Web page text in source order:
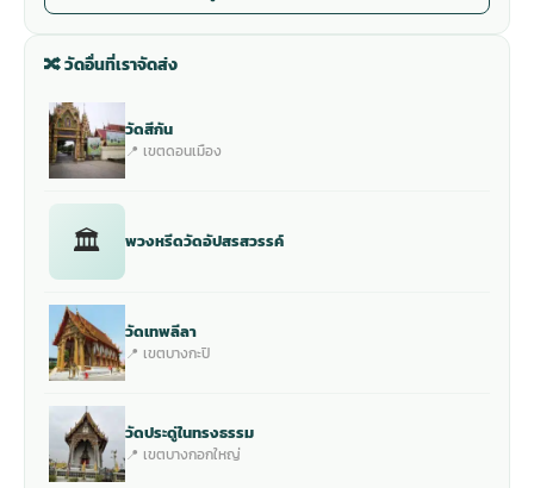
🔀 วัดอื่นที่เราจัดส่ง
วัดสีกัน
📍 เขตดอนเมือง
🏛 พวงหรีดวัดอัปสรสวรรค์
วัดเทพลีลา
📍 เขตบางกะปิ
วัดประดู่ในทรงธรรม
📍 เขตบางกอกใหญ่